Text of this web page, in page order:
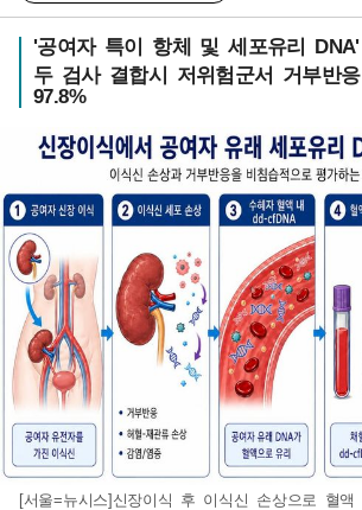
'공여자 특이 항체 및 세포유리
두 검사 결합시 저위험군서 거부반
97.8%
[서울=뉴시스]신장이식 후 이식신 손상으로 혈